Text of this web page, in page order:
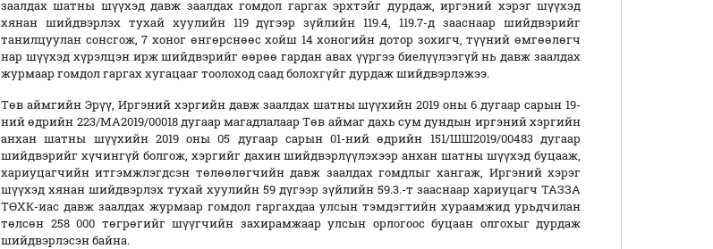
заалдах шатны шүүхэд давж заалдах гомдол гаргах эрхтэйг дурдаж, иргэний хэрэг шүүхэд
хянан шийдвэрлэх тухай хуулийн 119 дүгээр зүйлийн 119.4, 119.7-д зааснаар шийдвэрийг
танилцуулан сонсгож, 7 хоног өнгөрснөөс хойш 14 хоногийн дотор зохигч, түүний өмгөөлөгч
нар шүүхэд хүрэлцэн ирж шийдвэрийг өөрөө гардан авах үүргээ биелүүлээгүй нь давж заалдах
журмаар гомдол гаргах хугацааг тоолоход саад болохгүйг дурдаж шийдвэрлэжээ.
Төв аймгийн Эрүү, Иргэний хэргийн давж заалдах шатны шүүхийн 2019 оны 6 дугаар сарын 19-
ний өдрийн 223/МА2019/00018 дугаар магадлалаар Төв аймаг дахь сум дундын иргэний хэргийн
анхан шатны шүүхийн 2019 оны 05 дугаар сарын 01-ний өдрийн 151/ШШ2019/00483 дугаар
шийдвэрийг хүчингүй болгож, хэргийг дахин шийдвэрлүүлэхээр анхан шатны шүүхэд буцааж,
хариуцагчийн итгэмжлэгдсэн төлөөлөгчийн давж заалдах гомдлыг хангаж, Иргэний хэрэг
шүүхэд хянан шийдвэрлэх тухай хуулийн 59 дүгээр зүйлийн 59.3.-т зааснаар хариуцагч ТАЗЗА
ТӨХК-иас давж заалдах журмаар гомдол гаргахдаа улсын тэмдэгтийн хураамжид урьдчилан
төлсөн 258 000 төгрөгийг шүүгчийн захирамжаар улсын орлогоос буцаан олгохыг дурдаж
шийдвэрлэсэн байна.